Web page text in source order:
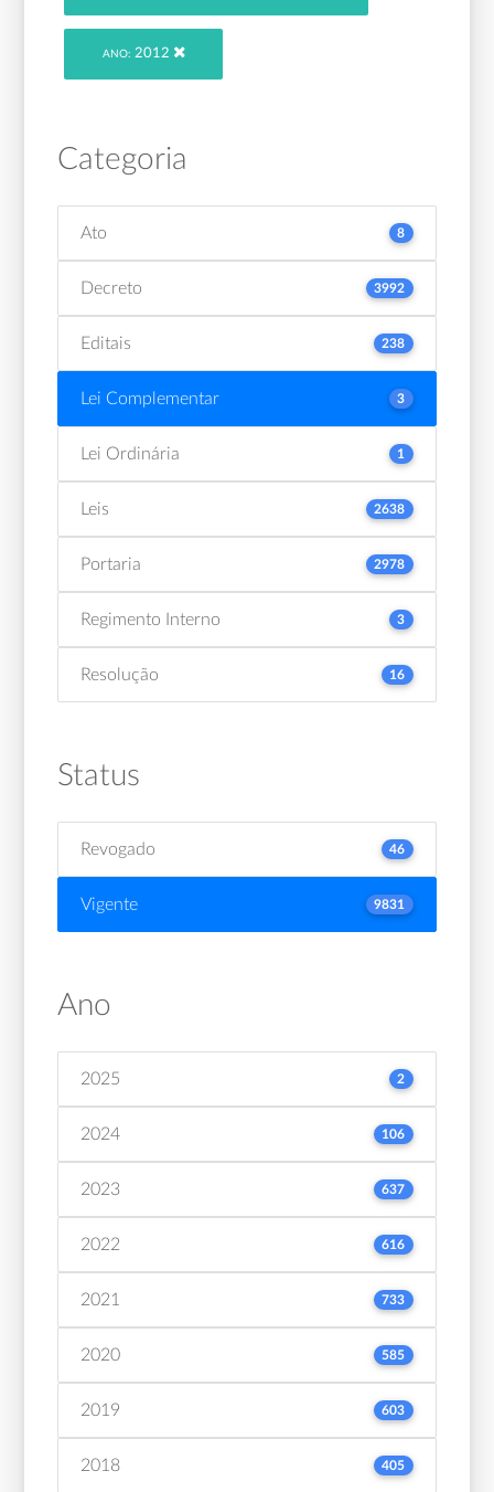
ANO: 2012
Categoria
Ato 8
Decreto 3992
Editais 238
Lei Complementar 3
Lei Ordinária 1
Leis 2638
Portaria 2978
Regimento Interno 3
Resolução 16
Status
Revogado 46
Vigente 9831
Ano
2025 2
2024 106
2023 637
2022 616
2021 733
2020 585
2019 603
2018 405